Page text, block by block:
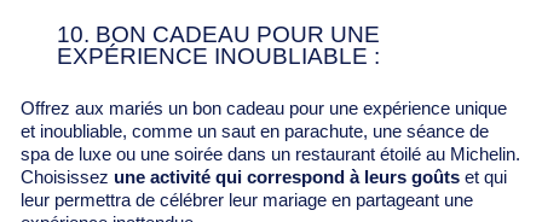
10. BON CADEAU POUR UNE
EXPÉRIENCE INOUBLIABLE :
Offrez aux mariés un bon cadeau pour une expérience unique
et inoubliable, comme un saut en parachute, une séance de
spa de luxe ou une soirée dans un restaurant étoilé au Michelin.
Choisissez une activité qui correspond à leurs goûts et qui
leur permettra de célébrer leur mariage en partageant une